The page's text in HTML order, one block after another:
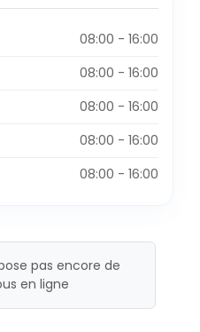
08:00 - 16:00
08:00 - 16:00
08:00 - 16:00
08:00 - 16:00
08:00 - 16:00
pas encore de
en ligne